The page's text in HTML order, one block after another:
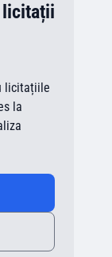
licitații
licitațiile
la